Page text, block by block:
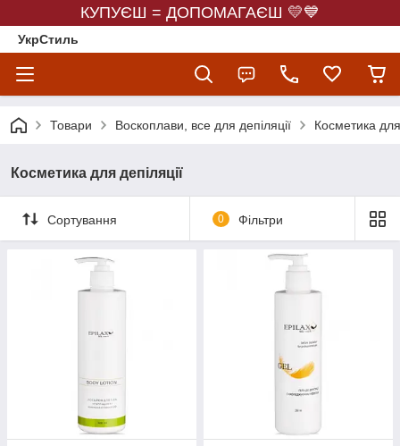
КУПУЄШ = ДОПОМАГАЄШ 💛💙
УкрСтиль
Товари Воскоплави, все для депіляції Косметика для
Косметика для депіляції
Сортування 0 Фільтри